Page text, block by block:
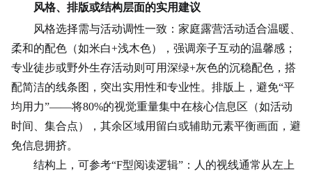
风格、排版或结构层面的实用建议
风格选择需与活动调性一致：家庭露营活动适合温暖、
柔和的配色（如米白+浅木色），强调亲子互动的温馨感；
专业徒步或野外生存活动则可用深绿+灰色的沉稳配色，搭
配简洁的线条图，突出实用性和专业性。排版上，避免“平
均用力”——将80%的视觉重量集中在核心信息区（如活动
时间、集合点），其余区域用留白或辅助元素平衡画面，避
免信息拥挤。
结构上，可参考“F型阅读逻辑”：人的视线通常从左上